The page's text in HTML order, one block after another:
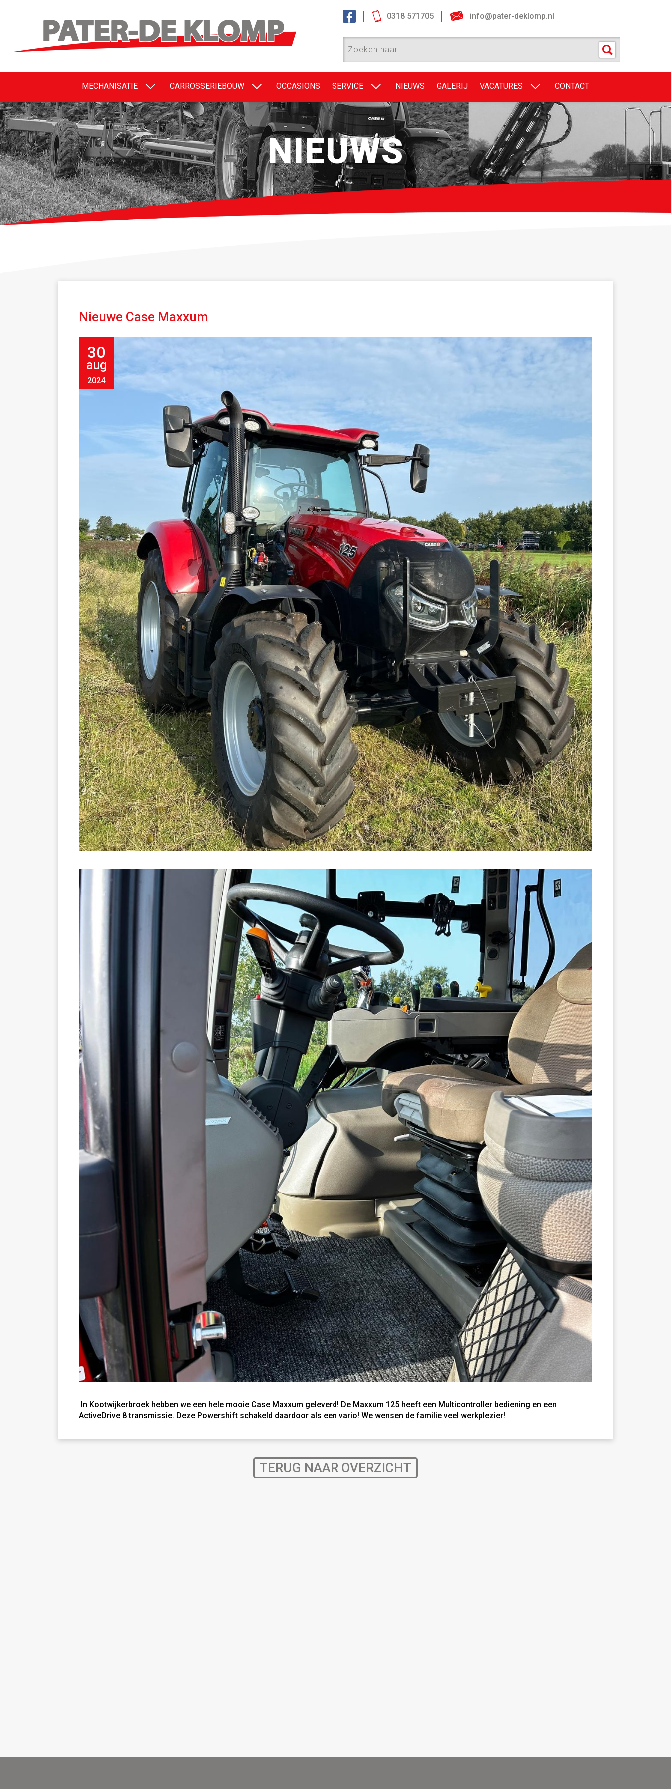
0318 571705 info@pater-deklomp.nl
MECHANISATIE CARROSSERIEBOUW OCCASIONS SERVICE NIEUWS GALERIJ VACATURES CONTACT
NIEUWS
Nieuwe Case Maxxum
30
aug
2024
In Kootwijkerbroek hebben we een hele mooie Case Maxxum geleverd! De Maxxum 125 heeft een Multicontroller bediening en een
ActiveDrive 8 transmissie. Deze Powershift schakeld daardoor als een vario! We wensen de familie veel werkplezier!
TERUG NAAR OVERZICHT